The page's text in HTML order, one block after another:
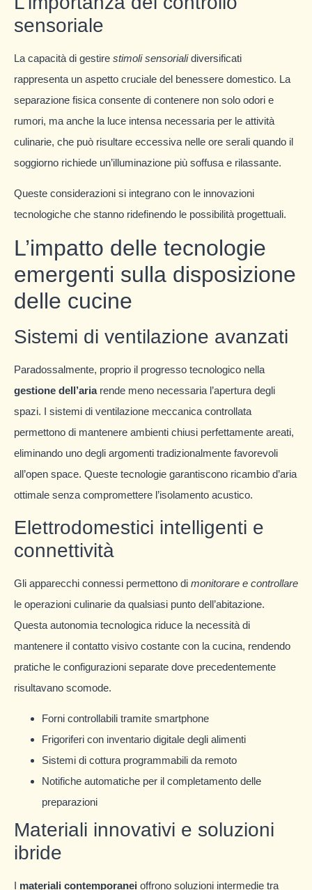
sensoriale
La capacità di gestire stimoli sensorialidiversificati
rappresenta un aspetto cruciale del benessere domestico. La
separazione fisica consente di contenere non solo odori e
rumori, ma anche la luce intensa necessaria per le attività
culinarie, che può risultare eccessiva nelle ore serali quando il
soggiorno richiede un’illuminazione più soffusa e rilassante.
Queste considerazioni si integrano con le innovazioni
tecnologiche che stanno ridefinendo le possibilità progettuali.
L’impatto delle tecnologie
emergenti sulla disposizione
delle cucine
Sistemi di ventilazione avanzati
Paradossalmente, proprio il progresso tecnologico nella
gestione dell’ariarende meno necessaria l’apertura degli
spazi. I sistemi di ventilazione meccanica controllata
permettono di mantenere ambienti chiusi perfettamente areati,
eliminando uno degli argomenti tradizionalmente favorevoli
all’open space. Queste tecnologie garantiscono ricambio d’aria
ottimale senza compromettere l’isolamento acustico.
Elettrodomestici intelligenti e
connettività
Gli apparecchi connessi permettono di monitorare e controllare
le operazioni culinarie da qualsiasi punto dell’abitazione.
Questa autonomia tecnologica riduce la necessità di
mantenere il contatto visivo costante con la cucina, rendendo
pratiche le configurazioni separate dove precedentemente
risultavano scomode.
Forni controllabili tramite smartphone
Frigoriferi con inventario digitale degli alimenti
Sistemi di cottura programmabili da remoto
Notifiche automatiche per il completamento delle
preparazioni
Materiali innovativi e soluzioni
ibride
I materiali contemporanei offrono soluzioni intermedie tra